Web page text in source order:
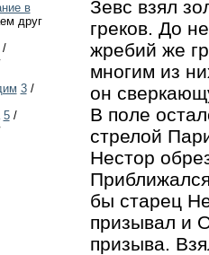
в
друг
3/
5/
Зевс взял
греков. До
жребий же
многим из
он
В поле
стрелой
Нестор
бы старец
призывал и
призыва.